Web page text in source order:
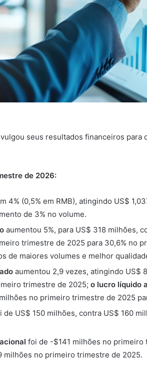
seus resultados financeiros
de 2026:
4% (0,5% em RMB), atingindo US$
de 3% no volume.
aumentou 5%, para US$ 318 milhões,
trimestre de 2025 para 30,6% no
de maiores volumes e melhor
aumentou 2,9 vezes, atingindo US$
trimestre de 2025; o lucro líquido
no primeiro trimestre de 2025
de US$ 150 milhões, contra US$ 160
foi de -$141 milhões no primeiro
milhões no primeiro trimestre de 2025.